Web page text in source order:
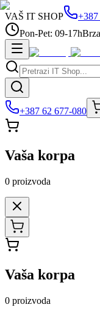
VAŠ IT SHOP +387
Pon-Pet: 09-17h
+387 62 677-080
Vaša korpa
0 proizvoda
Vaša korpa
0 proizvoda